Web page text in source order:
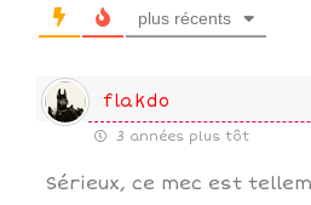
plus récents
flakdo
3 années plus tôt
Sérieux, ce mec est